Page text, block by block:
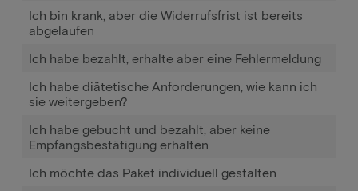
Ich bin krank, aber die Widerrufsfrist ist bereits
abgelaufen
Ich habe bezahlt, erhalte aber eine Fehlermeldung
Ich habe diätetische Anforderungen, wie kann ich
sie weitergeben?
Ich habe gebucht und bezahlt, aber keine
Empfangsbestätigung erhalten
Ich möchte das Paket individuell gestalten